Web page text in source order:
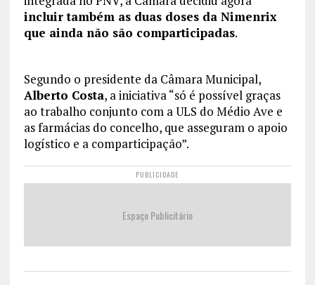
incluir também as duas doses da Nimenrix
que ainda não são comparticipadas.
Segundo o presidente da Câmara Municipal,
Alberto Costa, a iniciativa “só é possível graças
ao trabalho conjunto com a ULS do Médio Ave e
as farmácias do concelho, que asseguram o apoio
logístico e a comparticipação”.
PUBLICIDADE
Espaço Publicitário